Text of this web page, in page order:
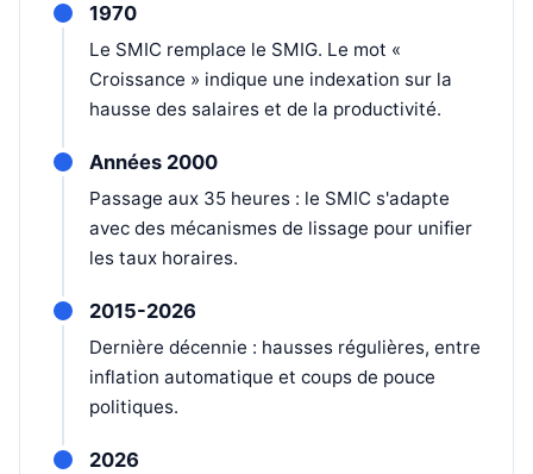
1970
Le SMIC remplace le SMIG. Le mot «
Croissance » indique une indexation sur la
hausse des salaires et de la productivité.
Années 2000
Passage aux 35 heures : le SMIC s'adapte
avec des mécanismes de lissage pour unifier
les taux horaires.
2015-2026
Dernière décennie : hausses régulières, entre
inflation automatique et coups de pouce
politiques.
2026